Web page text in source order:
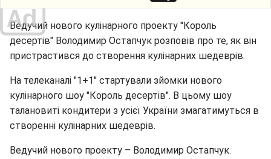
Ведучий нового кулінарного проекту "Король
десертів" Володимир Остапчук розповів про те, як він
пристрастився до створення кулінарних шедеврів.
На телеканалі "1+1" стартували зйомки нового
кулінарного шоу "Король десертів". В цьому шоу
талановиті кондитери з усієї України змагатимуться в
створенні кулінарних шедеврів.
Ведучий нового проекту – Володимир Остапчук.